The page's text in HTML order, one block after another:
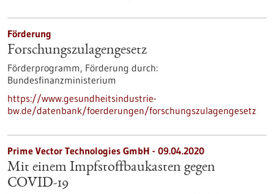
Förderung
Forschungszulagengesetz
Förderprogramm, Förderung durch:
Bundesfinanzministerium
https://www.gesundheitsindustrie-
bw.de/datenbank/foerderungen/forschungszulagengesetz
Prime Vector Technologies GmbH - 09.04.2020
Mit einem Impfstoffbaukasten gegen
COVID-19